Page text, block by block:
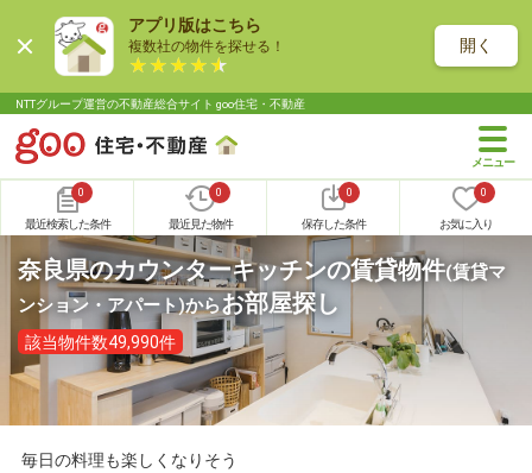
アプリ版はこちら
複数社の物件を探せる！ 開く
NTTグループ運営の不動産総合サイト goo住宅・不動産
0
最近検索した条件
0
最近見た物件
0
保存した条件
0
お気に入り
奈良県のカウンターキッチンの賃貸物件(賃貸マ
ンション・アパート)からお部屋探し
該当物件数49,990件
毎日の料理も楽しくなりそう